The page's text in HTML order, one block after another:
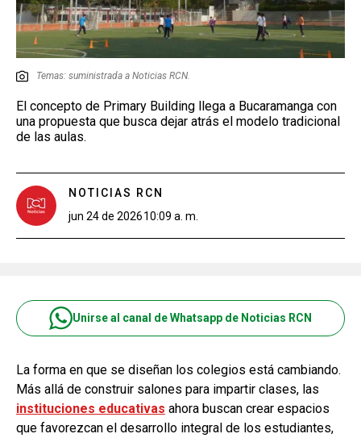
Temas: suministrada a Noticias RCN.
El concepto de Primary Building llega a Bucaramanga con
una propuesta que busca dejar atrás el modelo tradicional
de las aulas.
NOTICIAS RCN
jun 24 de 202610:09 a. m.
Unirse al canal de Whatsapp de Noticias RCN
La forma en que se diseñan los colegios está cambiando.
Más allá de construir salones para impartir clases, las
instituciones educativas ahora buscan crear espacios
que favorezcan el desarrollo integral de los estudiantes,